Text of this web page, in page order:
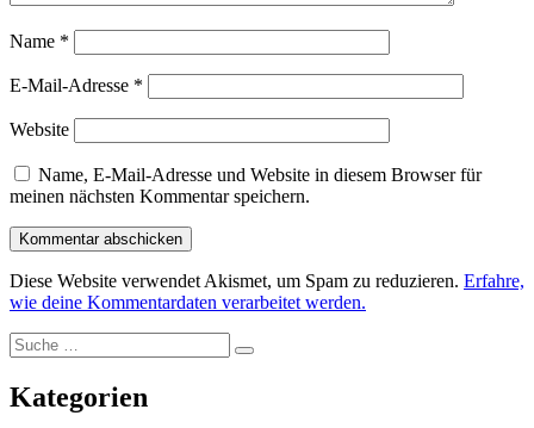
Name *
E-Mail-Adresse *
Website
Name, E-Mail-Adresse und Website in diesem Browser für
meinen nächsten Kommentar speichern.
Diese Website verwendet Akismet, um Spam zu reduzieren. Erfahre,
wie deine Kommentardaten verarbeitet werden.
Suche
nach:
Suche
Kategorien